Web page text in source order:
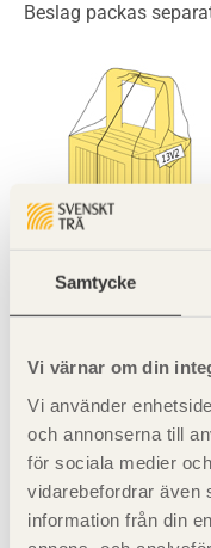
Samtycke
Vi värnar om din
Vi använder
och annonserna till
för sociala medier
vidarebefordrar även
information från din
Beslag packas
Bild 2.
Dörrar
Innerdörrar levereras
eller sträckfilm som
m. Dörrarna kan
alternativa sätt: